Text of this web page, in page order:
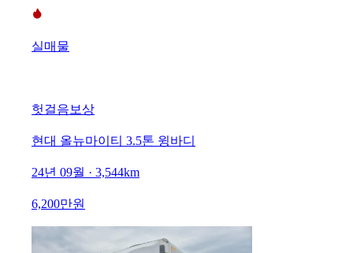
실매물
헛걸음보상
현대 올뉴마이티 3.5톤 윙바디
24년 09월 · 3,544km
6,200만원